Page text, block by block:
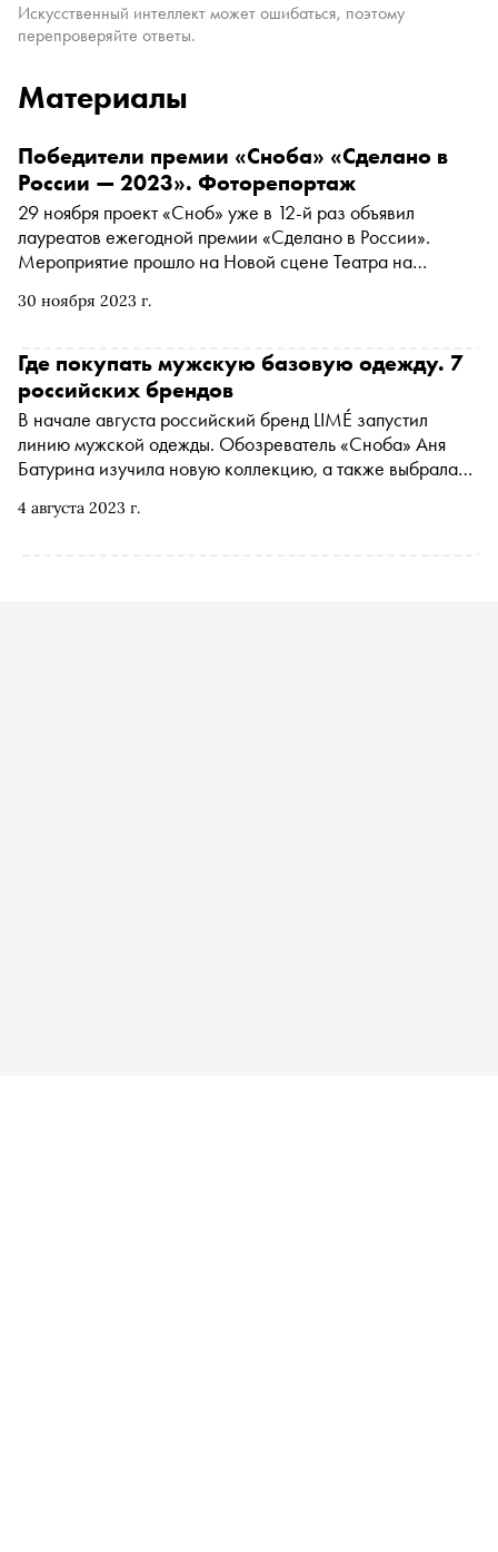
Искусственный интеллект может ошибаться, поэтому
перепроверяйте ответы.
Материалы
30 ноября 2023 г.
Победители премии «Сноба» «Сделано в
России — 2023». Фоторепортаж
29 ноября проект «Сноб» уже в 12-й раз объявил
лауреатов ежегодной премии «Сделано в России».
Мероприятие прошло на Новой сцене Театра на
4 августа 2023 г.
Где покупать мужскую базовую одежду. 7
российских брендов
В начале августа российский бренд LIMÉ запустил
линию мужской одежды. Обозреватель «Сноба» Аня
Батурина изучила новую коллекцию, а также выбрала
базовые вещи для мужчин